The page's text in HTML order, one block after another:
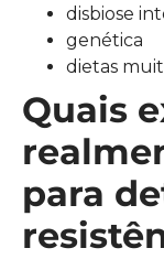
disbiose
genética
dietas
Quais
para